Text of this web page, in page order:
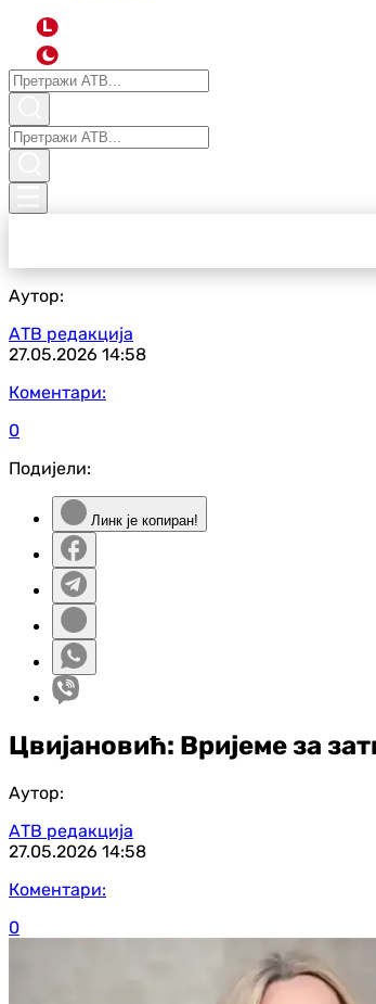
L
Аутор:
АТВ редакција
27.05.2026 14:58
Коментари:
0
Подијели:
Линк је копиран!
Цвијановић: Вријеме за
Аутор:
АТВ редакција
27.05.2026 14:58
Коментари:
0